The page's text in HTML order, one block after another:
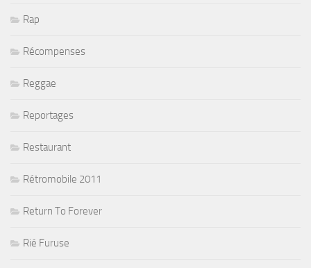
Rap
Récompenses
Reggae
Reportages
Restaurant
Rétromobile 2011
Return To Forever
Rié Furuse